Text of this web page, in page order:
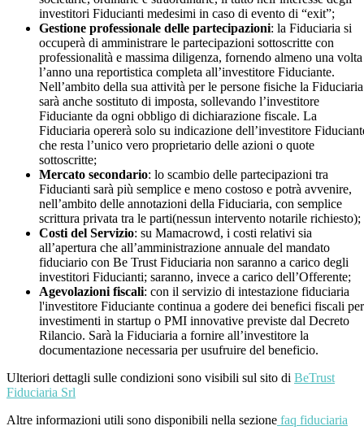
investitori Fiducianti medesimi in caso di evento di “exit”;
Gestione professionale delle partecipazioni: la Fiduciaria si
occuperà di amministrare le partecipazioni sottoscritte con
professionalità e massima diligenza, fornendo almeno una volta
l’anno una reportistica completa all’investitore Fiduciante.
Nell’ambito della sua attività per le persone fisiche la Fiduciaria
sarà anche sostituto di imposta, sollevando l’investitore
Fiduciante da ogni obbligo di dichiarazione fiscale. La
Fiduciaria opererà solo su indicazione dell’investitore
che resta l’unico vero proprietario delle azioni o quote
sottoscritte;
Mercato secondario: lo scambio delle partecipazioni tra
Fiducianti sarà più semplice e meno costoso e potrà avvenire,
nell’ambito delle annotazioni della Fiduciaria, con semplice
scrittura privata tra le parti(nessun intervento notarile richiesto);
Costi del Servizio: su Mamacrowd, i costi relativi sia
all’apertura che all’amministrazione annuale del mandato
fiduciario con Be Trust Fiduciaria non saranno a carico degli
investitori Fiducianti; saranno, invece a carico dell’Offerente;
Agevolazioni fiscali: con il servizio di intestazione fiduciaria
l'investitore Fiduciante continua a godere dei benefici fiscali per
investimenti in startup o PMI innovative previste dal Decreto
Rilancio. Sarà la Fiduciaria a fornire all’investitore la
documentazione necessaria per usufruire del beneficio.
Ulteriori dettagli sulle condizioni sono visibili sul sito di BeTrust
Fiduciaria Srl
Altre informazioni utili sono disponibili nella sezione faq fiduciaria